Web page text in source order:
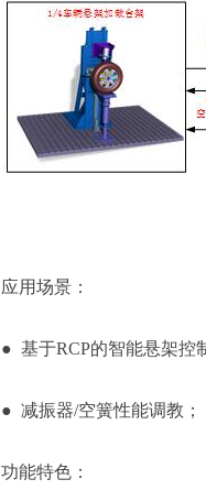
应用场景：
● 基于RCP的智能悬架控
● 减振器/空簧性能调教；
功能特色：